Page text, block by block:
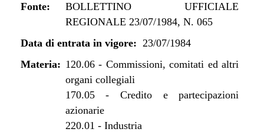
Fonte:
BOLLETTINO UFFICIALE
REGIONALE 23/07/1984, N. 065
Data di entrata in vigore: 23/07/1984
Materia: 120.06- Commissioni, comitati ed altri
organi collegiali
170.05-Credito e partecipazioni
azionarie
220.01 - Industria